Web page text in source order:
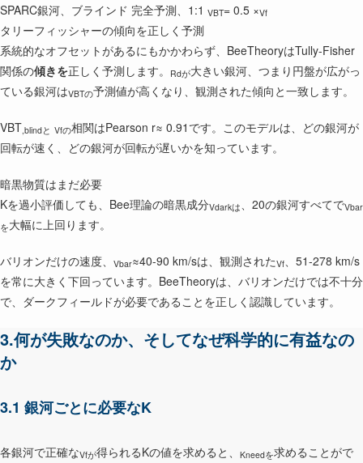
SPARC銀河、ブラインド 完全予測、1:1 VBT= 0.5 ×Vf
タリーフィッシャーの傾向を正しく予測
系統的なオフセットがあるにもかかわらず、BeeTheoryはTully-Fisher
関係の傾きを正しく予測します。 Rdが大きい銀河、つまり円盤が広がっ
ている銀河はVBTの予測値が高くなり、観測された傾向と一致します。
VBT,blindと Vfの相関はPearson r≈ 0.91です。このモデルは、どの銀河が
回転が速く、どの銀河が回転が遅いかを知っています。
暗黒物質はまだ必要
Kを過小評価しても、Bee理論の暗黒成分Vdarkは 、20の銀河すべてでVbar
を大幅に上回ります。
バリオンだけの速度、 Vbar≈40-90 km/sは、観測されたVf
、51-278 km/s
を常に大きく下回っています。BeeTheoryは、バリオンだけでは不十分
で、ダークフィールドが必要であることを正しく認識しています。
3.何が失敗なのか、そしてなぜ科学的に有益なの
か
3.1 銀河ごとに必要なK
各銀河で正確なVfが得られるKの値を求めると、 Kneedを求めることがで